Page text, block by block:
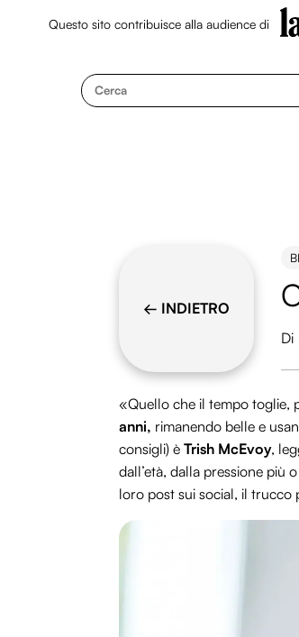
Questo sito contribuisce alla audience di
Cerca
← INDIETRO
Di
«Quello che il tempo toglie,
anni, rimanendo belle e
consigli) è Trish McEvoy,
dall’età, dalla pressione più
loro post sui social, il trucco